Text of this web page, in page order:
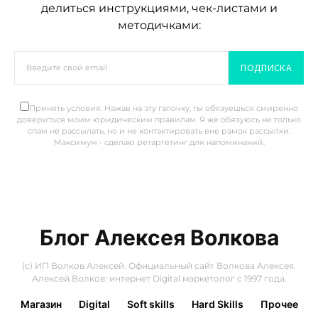
делиться инструкциями, чек-листами и
методичками:
ПОДПИСКА
Принять условия. Нажав на эту галочку, ты обязуешься смиренно
довериться моим юридическим правилам. Я же обязуюсь не только
спам не рассылать, но и не контактировать вне рамок рассылки.
Максимум - сделаю ретаргетинг для напоминаний.
Блог Алексея Волкова
(с) ИП Волков Алексей. Официальный сайт Волкова Алексея.
Алексей Волков: интернет Digital маркетолог с 1997 года.
Магазин Digital Soft skills Hard Skills Прочее